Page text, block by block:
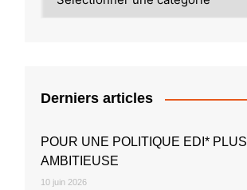
Derniers articles
POUR UNE POLITIQUE EDI* PLUS
AMBITIEUSE
10 juin 2026